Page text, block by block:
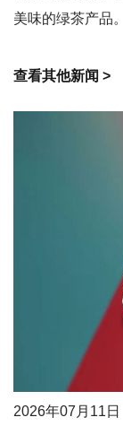
美味的绿茶产品。
查看其他新闻 >
2026年07月11日